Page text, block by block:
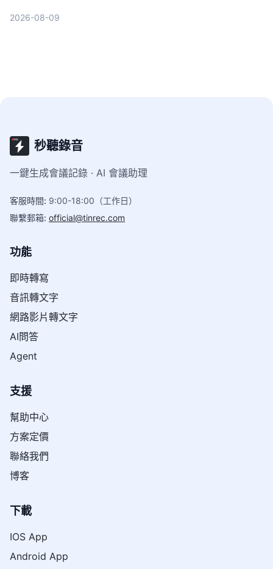
2026-08-09
秒聽錄音
一鍵生成會議記錄 · AI 會議助理
客服時間: 9:00-18:00（工作日）
聯繫郵箱: official@tinrec.com
功能
即時轉寫
音訊轉文字
網路影片轉文字
AI問答
Agent
支援
幫助中心
方案定價
聯絡我們
博客
下載
IOS App
Android App